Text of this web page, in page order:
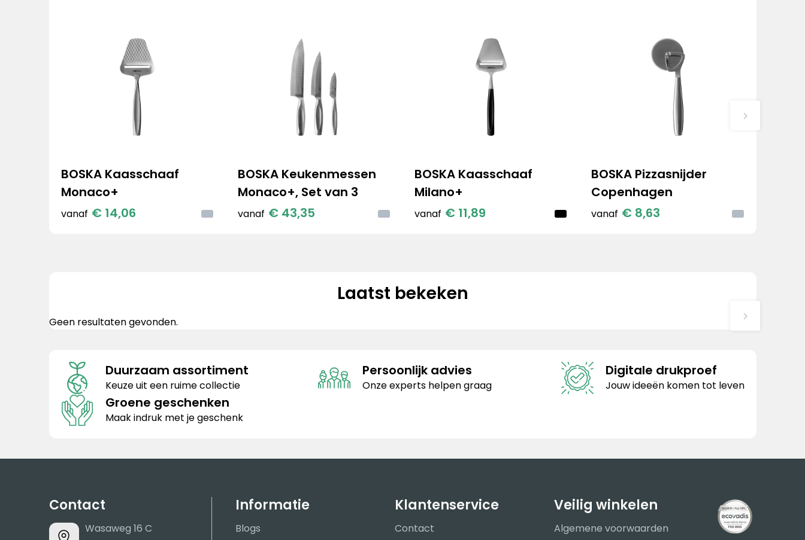
BOSKA Kaasschaaf
Monaco+
vanaf € 14,06
BOSKA Keukenmessen
Monaco+, Set van 3
vanaf € 43,35
BOSKA Kaasschaaf
Milano+
vanaf € 11,89
BOSKA Pizzasnijder
Copenhagen
vanaf € 8,63
Laatst bekeken
Geen resultaten gevonden.
Duurzaam assortiment
Keuze uit een ruime collectie
Persoonlijk advies
Onze experts helpen graag
Digitale drukproef
Jouw ideeën komen tot leven
Groene geschenken
Maak indruk met je geschenk
Contact
Wasaweg 16 C
Informatie
Blogs
Klantenservice
Contact
Veilig winkelen
Algemene voorwaarden